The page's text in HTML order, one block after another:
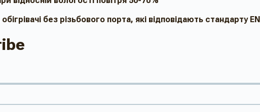
без різьбового порта, які відповідають стандарту